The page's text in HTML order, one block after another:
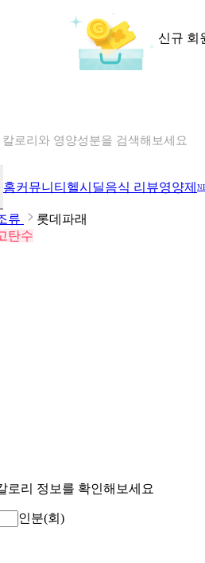
신규 회
칼로리와 영양성분을 검색해보세요
홈커뮤니티 헬시딜음식 리뷰영양제
류
롯데파래
탄수
로리 정보를 확인해보세요
인분(회)